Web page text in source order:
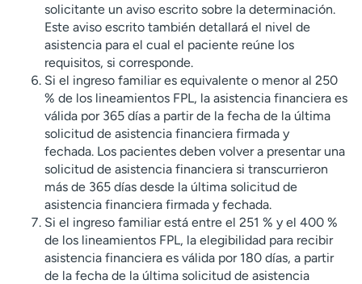
solicitante un aviso escrito sobre la determinación.
Este aviso escrito también detallará el nivel de
asistencia para el cual el paciente reúne los
requisitos, si corresponde.
Si el ingreso familiar es equivalente o menor al 250
% de los lineamientos FPL, la asistencia financiera es
válida por 365 días a partir de la fecha de la última
solicitud de asistencia financiera firmada y
fechada. Los pacientes deben volver a presentar una
solicitud de asistencia financiera si transcurrieron
más de 365 días desde la última solicitud de
asistencia financiera firmada y fechada.
Si el ingreso familiar está entre el 251 % y el 400 %
de los lineamientos FPL, la elegibilidad para recibir
asistencia financiera es válida por 180 días, a partir
de la fecha de la última solicitud de asistencia